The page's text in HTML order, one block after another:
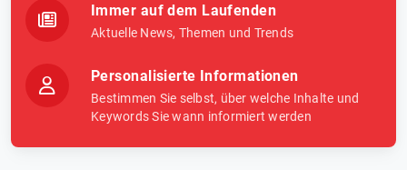
Immer auf dem Laufenden
Aktuelle News, Themen und Trends
Personalisierte Informationen
Bestimmen Sie selbst, über welche Inhalte und
Keywords Sie wann informiert werden